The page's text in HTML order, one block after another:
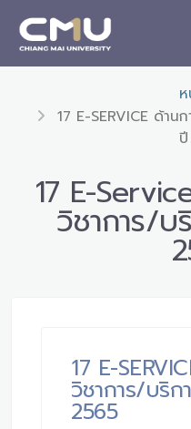
17 E-SERVICE ด้าน
17 E-
วิชาการ/บ
17 E-
วิชาการ/บริ
2565